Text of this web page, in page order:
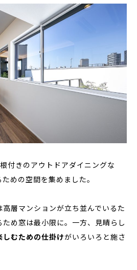
付きのアウトドアダイニングな
めの空間を集めました。
層マンションが立ち並んでいるた
め窓は最小限に。一方、見晴らし
しむための仕掛けがいろいろと施さ